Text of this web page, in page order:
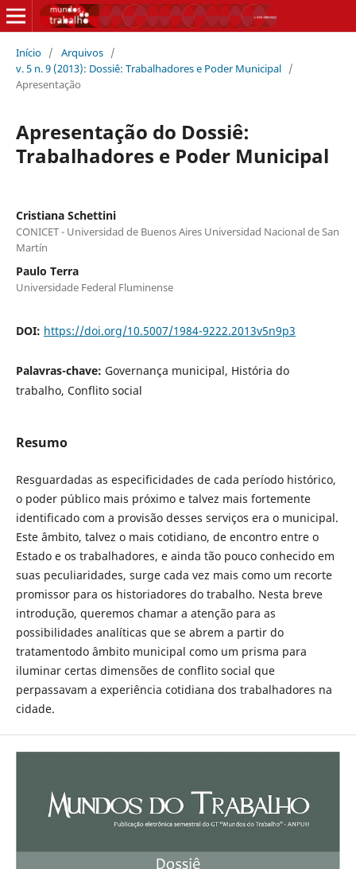
Início / Arquivos /
v. 5 n. 9 (2013): Dossiê: Trabalhadores e Poder Municipal /
Apresentação
Apresentação do Dossiê:
Trabalhadores e Poder Municipal
Cristiana Schettini
CONICET - Universidad de Buenos Aires Universidad Nacional de San
Martín
Paulo Terra
Universidade Federal Fluminense
DOI: https://doi.org/10.5007/1984-9222.2013v5n9p3
Palavras-chave: Governança municipal, História do
trabalho, Conflito social
Resumo
Resguardadas as especificidades de cada período histórico,
o poder público mais próximo e talvez mais fortemente
identificado com a provisão desses serviços era o municipal.
Este âmbito, talvez o mais cotidiano, de encontro entre o
Estado e os trabalhadores, e ainda tão pouco conhecido em
suas peculiaridades, surge cada vez mais como um recorte
promissor para os historiadores do trabalho. Nesta breve
introdução, queremos chamar a atenção para as
possibilidades analíticas que se abrem a partir do
tratamentodo âmbito municipal como um prisma para
iluminar certas dimensões de conflito social que
perpassavam a experiência cotidiana dos trabalhadores na
cidade.